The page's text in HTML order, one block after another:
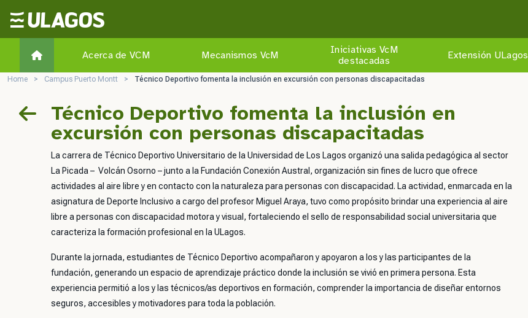
Ulagos Template
Acerca de VCM Mecanismos VcM
Iniciativas VcM
destacadas
Extensión ULagos
Home > Campus Puerto Montt > Técnico Deportivo fomenta la inclusión en excursión con personas discapacitadas
Técnico Deportivo fomenta la inclusión en
excursión con personas discapacitadas
La carrera de Técnico Deportivo Universitario de la Universidad de Los Lagos organizó una salida pedagógica al sector
La Picada – Volcán Osorno – junto a la Fundación Conexión Austral, organización sin fines de lucro que ofrece
actividades al aire libre y en contacto con la naturaleza para personas con discapacidad. La actividad, enmarcada en la
asignatura de Deporte Inclusivo a cargo del profesor Miguel Araya, tuvo como propósito brindar una experiencia al aire
libre a personas con discapacidad motora y visual, fortaleciendo el sello de responsabilidad social universitaria que
caracteriza la formación profesional en la ULagos.
Durante la jornada, estudiantes de Técnico Deportivo acompañaron y apoyaron a los y las participantes de la
fundación, generando un espacio de aprendizaje práctico donde la inclusión se vivió en primera persona. Esta
experiencia permitió a los y las técnicos/as deportivos en formación, comprender la importancia de diseñar entornos
seguros, accesibles y motivadores para toda la población.